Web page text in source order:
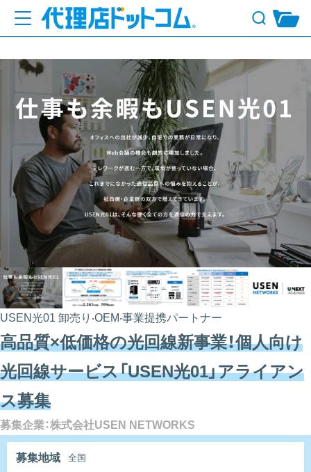
USEN光01 卸売り‧OEM‧事業提携パートナー
⾼品質×低価格の光回線新事業！個人向け
光回線サービス「USEN光01」アライアン
ス募集
募集企業：株式会社USEN NETWORKS
募集地域 全国